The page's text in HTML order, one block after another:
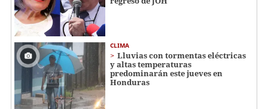
CLIMA
Lluvias con tormentas eléctricas
y altas temperaturas
predominarán este jueves en
Honduras